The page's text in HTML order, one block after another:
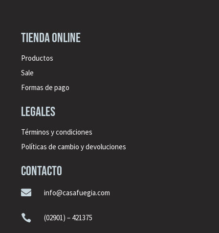
Tienda online
Productos
Sale
Formas de pago
legales
Términos y condiciones
Políticas de cambio y devoluciones
CONTACTO
 info@casafuegia.com
 (02901) – 421375